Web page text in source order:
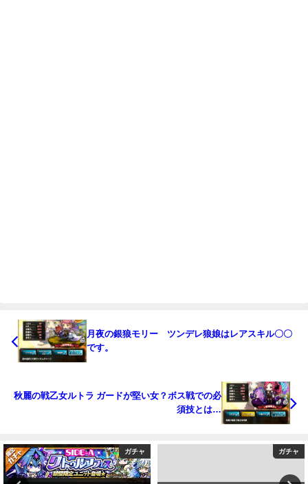
月夜の銀狼モリー ツンデレ狼娘はレアスキル〇〇
です。
秋麗の戦乙女ルトラ ガードが堅い女？ボス戦での必
須技とは…
ガチャ ガチャ